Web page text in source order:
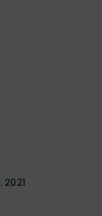
2021